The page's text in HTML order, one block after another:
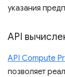
указания
API
API Compute
позволяет